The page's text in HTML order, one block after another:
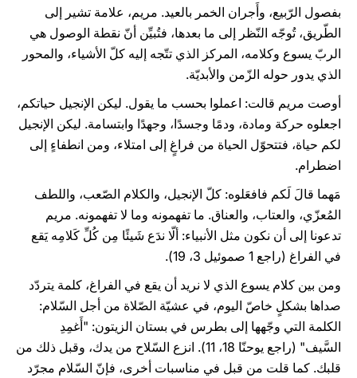
بفصول الرّبيع، وأَجران الخمر بالعيد. مريم، علامة تشير إلى
الطّريق، تُوجّه النّظر إلى ما بعدها، فتُبيِّن أنّ نقطة الوصول هي
الربّ يسوع وكلامه، المركز الذي تتّجه إليه كلّ الأشياء، والمحور
الذي يدور حوله الزّمن والأبديّة.
أوصت مريم قالت: اعملوا بحسب ما يقول. ليكن الإنجيل حياتكم،
اجعلوه حركة ومادة، ودمًا وجسدًا، وجهدًا وابتسامة. ليكن الإنجيل
لكم حياة، فتتحوّل الحياة من فراغٍ إلى امتلاء، ومن انطفاءٍ إلى
اضطرام.
مَهما قالَ لَكم فافعَلوه: كلّ الإنجيل، والكلام الصّعب، واللطف
المُعزّي، والعتاب، والعناق. ما تفهمونه وما لا تفهمونه. مريم
تدعونا إلى أن نكون مثل الأنبياء: ألّا ندَع شَيئًا مِن كُلِّ كَلامِه يَقع
في الفراغ (راجع 1 صموئيل 3، 19).
ومن بين كلام يسوع الذي لا نريد أن يقع في الفراغ، كلمة يتردّد
صداها بشكلٍ خاصّ اليوم، في عشيّة الصّلاة من أجل السّلام:
الكلمة التي وجّهها إلى بطرس في بستان الزيتون: "أَغمِدِ
السَّيف" (راجع يوحنّا 18، 11). انزع السّلاح من يدك، وقبل ذلك من
قلبك. كما قلت من قبل في مناسبات أخرى، فإنّ السّلام مجرّد